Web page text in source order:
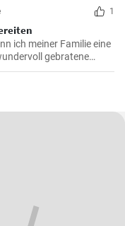
1
ich meiner Familie eine
gebratene
überzogen mit einer
Glauben Sie mir,
einmal probiert
aufnehmen.